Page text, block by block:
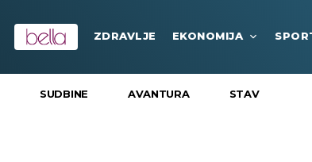
ZDRAVLJE EKONOMIJA
SUDBINE AVANTURA STAV